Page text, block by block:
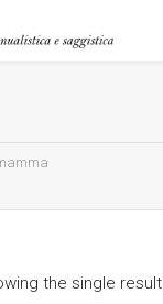
the single result